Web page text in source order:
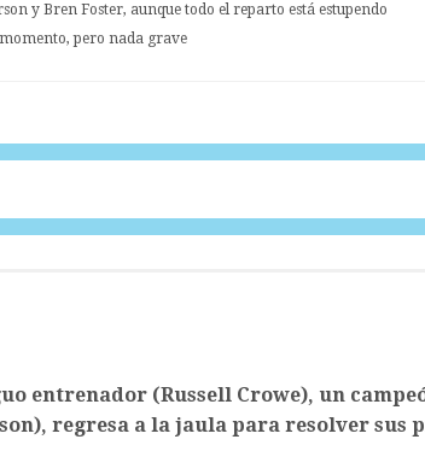
y Bren Foster, aunque todo el reparto está estupendo
pero nada grave
entrenador (Russell Crowe), un
regresa a la jaula para resolver sus